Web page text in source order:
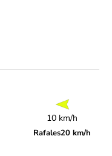
10 km/h
Rafales20 km/h